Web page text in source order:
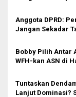
p
o
s
Memprihatinkan
Anggota DPRD:
Jangan Sekadar
Nyata pada PAD
Bobby Pilih Antar
WFH-kan ASN di
Berhati yang
Birokrasi!
Tuntaskan
Lanjut Dominasi?